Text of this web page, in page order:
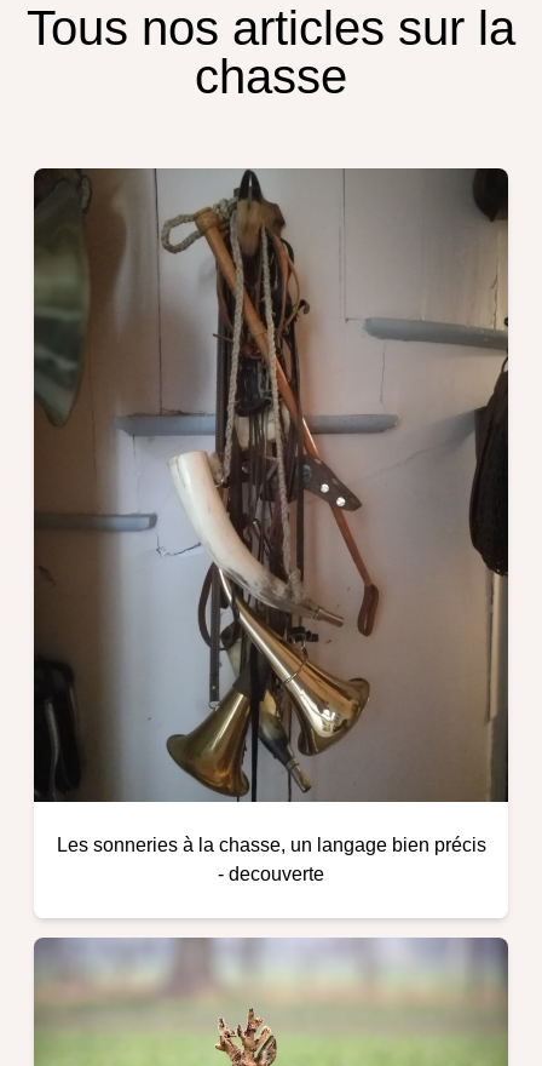
Tous nos articles sur la
chasse
Les sonneries à la chasse, un langage bien précis
- decouverte